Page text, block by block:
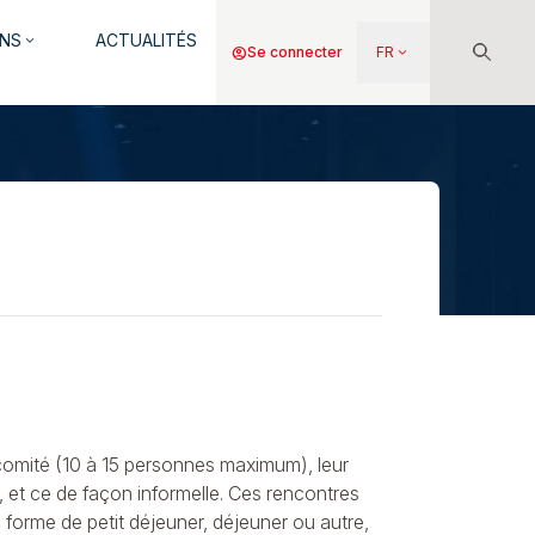
keyboard_arrow_down ACTUALITÉS
Menu
compte
account_circleSe connecter FR keyboard_arrow_down
(10 à 15 personnes maximum), leur
ce de façon informelle. Ces rencontres
de petit déjeuner, déjeuner ou autre,